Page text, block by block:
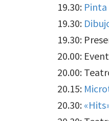
19.30:
19.30:
19.30:
20.00:
20.00:
20.15:
20.30: